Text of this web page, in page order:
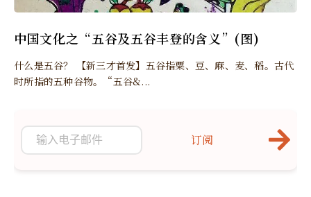
中国文化之“五谷及五谷丰登的含义”(图)
什么是五谷？ 【新三才首发】五谷指粟、豆、麻、麦、稻。古代
时所指的五种谷物。“五谷&...
订阅